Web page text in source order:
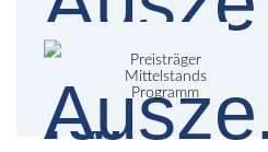
Preisträger
Mittelstands
Programm